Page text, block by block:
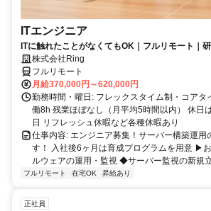
ITエンジニア
ITに触れたことがなくてもOK｜フルリモート｜
株式会社Ring
フルリモート
月給370,000円～620,000円
勤務時間・曜日: フレックスタイム制・コア
働8h 残業ほぼなし（月平均5時間以内） 休日
日 リフレッシュ休暇など各種休暇あり
仕事内容: エンジニア募集！サーバー構築運用
す！ 入社後6ヶ月は育成プログラムを用意 ▶
ルウェアの運用・監視 ◆サーバー監視の新規
フルリモート 在宅OK 昇給あり
正社員